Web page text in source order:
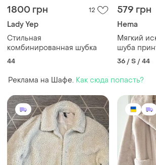
1800 грн 12
Lady Yep
Стильная
комбинированная шубка
44
579 грн
Hema
Мягкий
шуба
36 / S / 44
Реклама на Шафе. Как сюда попасть?